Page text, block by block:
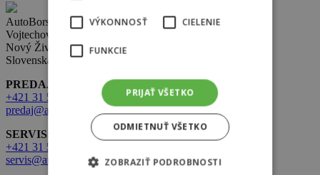
AutoBors s.r.o.
Vojtechovce 321,
Nový Život 930 38
Slovenská republika
PREDAJ:
+421 31 569 2 502
predaj@autobors.sk
SERVIS:
+421 31 569 1 080
servis@autobors.sk
VÝKONNOSŤ CIELENIE
FUNKCIE
PRIJAŤ VŠETKO
ODMIETNUŤ VŠETKO
ZOBRAZIŤ PODROBNOSTI